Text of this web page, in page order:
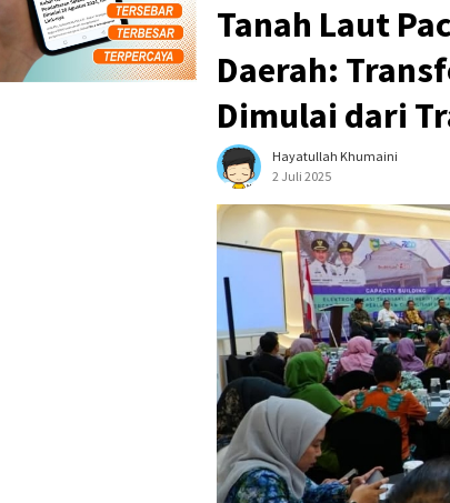
Tanah Laut
Daerah:
Dimulai dari
Hayatullah Khumaini
2 Juli 2025